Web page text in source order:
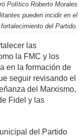
Político Roberto Morales
pueden incidir en el
fortalecimiento del Partido.
las
la FMC y los
en la formación de
seguir revisando el
del Marxismo,
Fidel y las
del Partido